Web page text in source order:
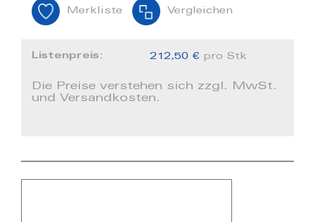
Merkliste Vergleichen
Listenpreis: 212,50 € pro Stk
Die Preise verstehen sich zzgl. MwSt.
und Versandkosten.